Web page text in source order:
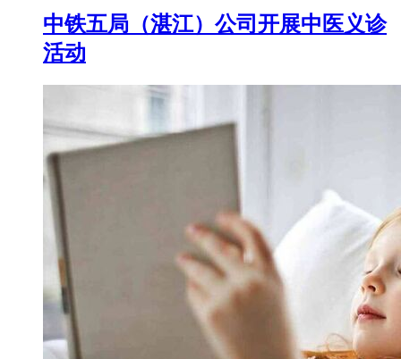
中铁五局（湛江）公司开展中医义诊
活动